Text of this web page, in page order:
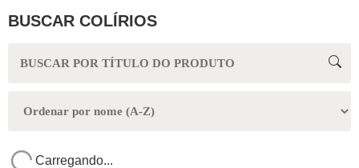
BUSCAR COLÍRIOS
Carregando...